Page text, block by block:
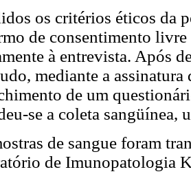
os critérios éticos da
de consentimento livre
à entrevista. Após
mediante a
de um
se a coleta sangüínea,
de sangue foram
de Imunopatologia